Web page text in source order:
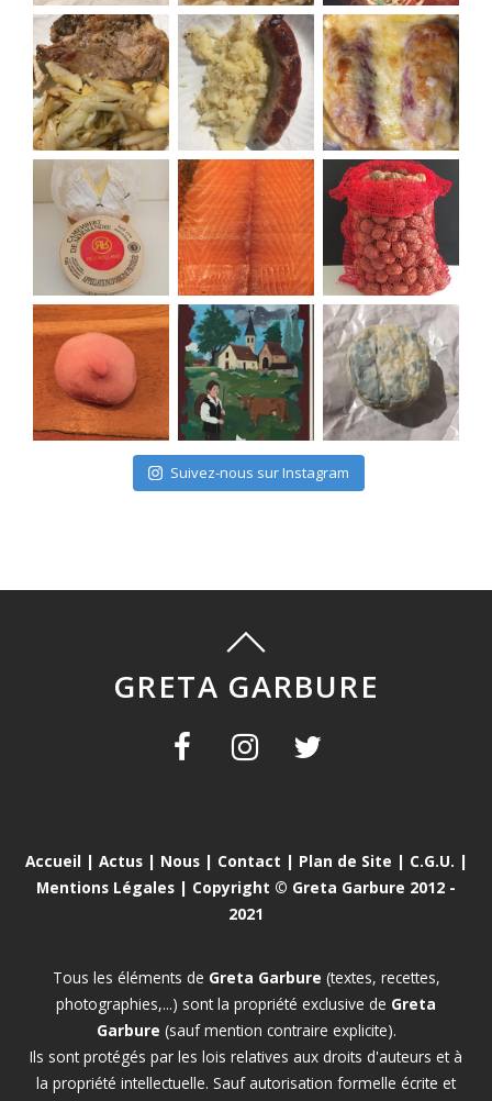
Suivez-nous sur Instagram
GRETA GARBURE
Accueil | Actus| Nous| Contact | Plan de Site | C.G.U. |
Mentions Légales | Copyright © Greta Garbure 2012 -
2021
Tous les éléments de Greta Garbure (textes, recettes,
photographies,...) sont la propriété exclusive de Greta
Garbure (sauf mention contraire explicite).
Ils sont protégés par les lois relatives aux droits d'auteurs et à
la propriété intellectuelle. Sauf autorisation formelle écrite et